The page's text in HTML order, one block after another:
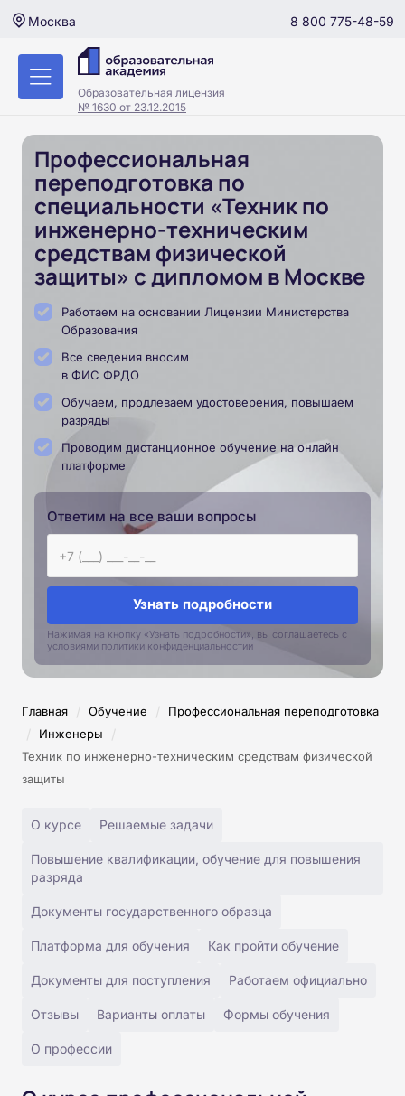
Москва 8 800 775-48-59
Образовательная лицензия
№ 1630 от 23.12.2015
Профессиональная
переподготовка по
специальности «Техник по
инженерно-техническим
средствам физической
защиты» с дипломом в Москве
Работаем на основании Лицензии Министерства
Образования
Все сведения вносим
в ФИС ФРДО
Обучаем, продлеваем удостоверения, повышаем
разряды
Проводим дистанционное обучение на онлайн
платформе
Ответим на все ваши вопросы
Узнать подробности
Нажимая на кнопку «Узнать подробности», вы соглашаетесь с
условиями политики конфиденциальностии
Главная / Обучение / Профессиональная переподготовка
/ Инженеры /
Техник по инженерно-техническим средствам физической
защиты
О курсе Решаемые задачи
Повышение квалификации, обучение для повышения
разряда
Документы государственного образца
Платформа для обучения Как пройти обучение
Документы для поступления Работаем официально
Отзывы Варианты оплаты Формы обучения
О профессии